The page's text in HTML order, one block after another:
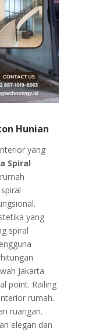
Hunian
yang
Spiral
yang
spiral
Jakarta
point. Railing
rumah.
ruangan.
elegan dan